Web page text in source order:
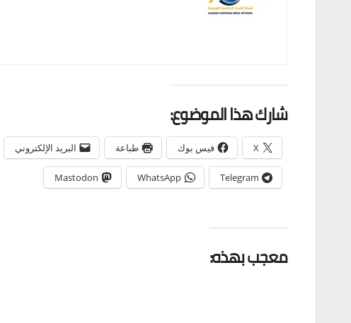
شارك هذا الموضوع:
X فيس بوك طباعة البريد الإلكتروني
Telegram
WhatsApp
Mastodon
معجب بهذه: